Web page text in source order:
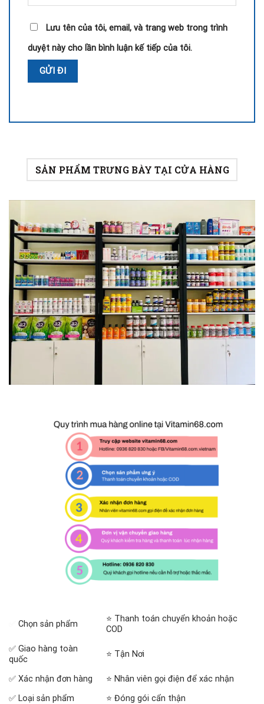
Lưu tên của tôi, email, và trang web trong trình
duyệt này cho lần bình luận kế tiếp của tôi.
SẢN PHẨM TRƯNG BÀY TẠI CỬA HÀNG
Chọn sản phẩm
⭐ Thanh toán chuyển khoản hoặc
COD
✅ Giao hàng toàn
quốc
⭐ Tận Nơi
✅ Xác nhận đơn hàng
⭐ Nhân viên gọi điện để xác nhận
✅ Loại sản phẩm
⭐ Đóng gói cẩn thận